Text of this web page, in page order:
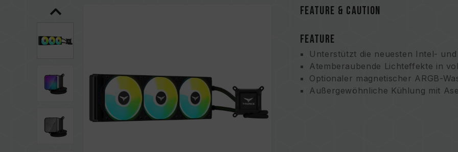
FEATURE & CAUTION
FEATURE
Unterstützt die neuesten Intel-
Atemberaubende Lichteffekte in
Optionaler magnetischer ARGB-
Außergewöhnliche Kühlung mit
Kräftiger, kaltgeschmiedeter
Einfache All-in-One-Installation